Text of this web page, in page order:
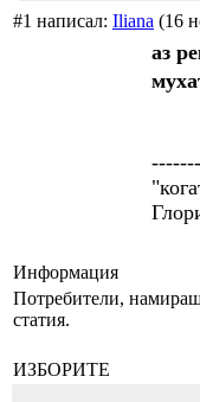
#1 написал: Iliana (16
аз
Информация
Потребители,
статия.
ИЗБОРИТЕ